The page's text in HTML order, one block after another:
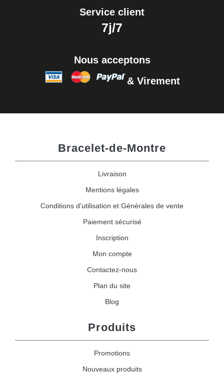
Service client
7j/7
Nous acceptons
& Virement
Bracelet-de-Montre
Livraison
Mentions légales
Conditions d'utilisation et Générales de vente
Paiement sécurisé
Inscription
Mon compte
Contactez-nous
Plan du site
Blog
Produits
Promotions
Nouveaux produits